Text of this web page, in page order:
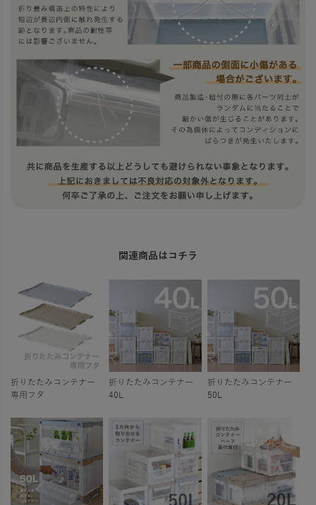
関連商品はコチラ
折りたたみコンテナー
専用フタ
折りたたみコンテナー
40L
折りたたみコンテナー
50L